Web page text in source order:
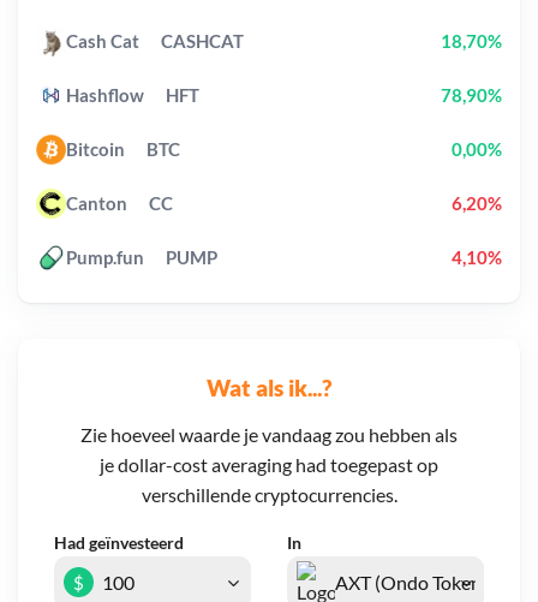
Wat als ik...?
Zie hoeveel waarde je vandaag zou hebben als
je dollar-cost averaging had toegepast op
verschillende cryptocurrencies.
Had geïnvesteerd In
$
Cash Cat CASHCAT 18,70%
Hashflow HFT 78,90%
Bitcoin BTC 0,00%
Canton CC 6,20%
Pump.fun PUMP 4,10%